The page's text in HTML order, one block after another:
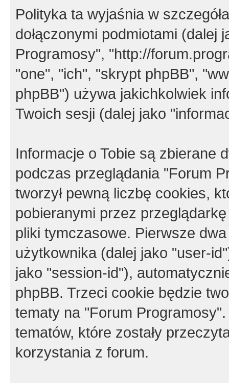
Polityka ta wyjaśnia w
dołączonymi podmiotami (dalej
Programosy", "http://
"one", "ich", "skrypt phpBB",
phpBB") używa jakichkolwiek
Twoich sesji (dalej jako
Informacje o Tobie są zbierane
podczas przeglądania "Forum
tworzył pewną liczbę cookies,
pobieranymi przez
pliki tymczasowe. Pierwsze
użytkownika (dalej jako "user-
jako "session-id"),
phpBB. Trzeci cookie będzie
tematy na "Forum
tematów, które zostały
korzystania z forum.